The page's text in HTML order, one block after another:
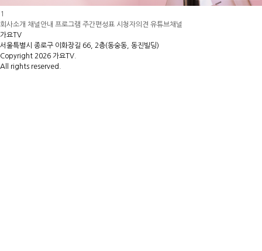
1
회사소개 채널안내 프로그램 주간편성표 시청자의견 유튜브채널
가요TV
서울특별시 종로구 이화장길 66, 2층(동숭동, 동진빌딩)
Copyright 2026 가요TV.
All rights reserved.